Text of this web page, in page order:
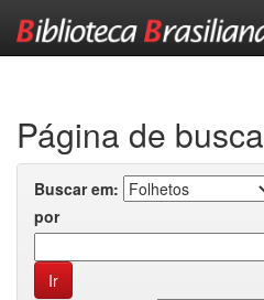
Página de busca
Buscar em:
por